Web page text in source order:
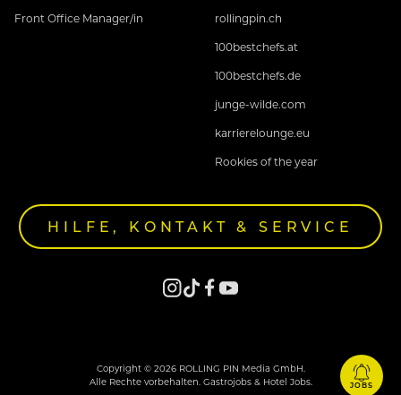
Front Office Manager/in
rollingpin.ch
100bestchefs.at
100bestchefs.de
junge-wilde.com
karrierelounge.eu
Rookies of the year
HILFE, KONTAKT & SERVICE
Copyright © 2026 ROLLING PIN Media GmbH.
Alle Rechte vorbehalten. Gastrojobs & Hotel Jobs.
JOBS